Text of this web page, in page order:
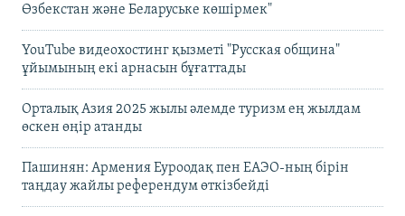
Өзбекстан және Беларуське көшірмек"
YouTube видеохостинг қызметі "Русская община"
ұйымының екі арнасын бұғаттады
Орталық Азия 2025 жылы әлемде туризм ең жылдам
өскен өңір атанды
Пашинян: Армения Еуроодақ пен ЕАЭО-ның бірін
таңдау жайлы референдум өткізбейді